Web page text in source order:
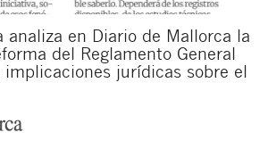
analiza en Diario de Mallorca la
del Reglamento General
implicaciones jurídicas sobre el